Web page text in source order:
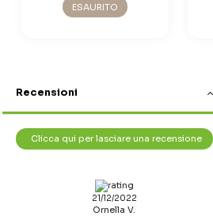
ESAURITO
Recensioni
Clicca qui per lasciare una recensione
21/12/2022
Ornella V.